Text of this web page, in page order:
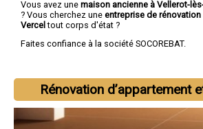
Vous avez une maison ancienne à Vellerot-
? Vous cherchez une entreprise de
Verceltout corps d'état ?
Faites confiance à la société SOCOREBAT.
Rénovation d’appartement